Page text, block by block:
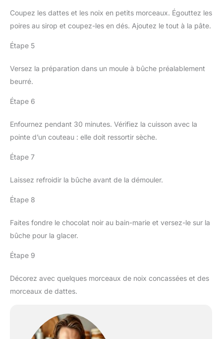
Coupez les dattes et les noix en petits morceaux. Égouttez les
poires au sirop et coupez-les en dés. Ajoutez le tout à la pâte.
Étape 5
Versez la préparation dans un moule à bûche préalablement
beurré.
Étape 6
Enfournez pendant 30 minutes. Vérifiez la cuisson avec la
pointe d’un couteau : elle doit ressortir sèche.
Étape 7
Laissez refroidir la bûche avant de la démouler.
Étape 8
Faites fondre le chocolat noir au bain-marie et versez-le sur la
bûche pour la glacer.
Étape 9
Décorez avec quelques morceaux de noix concassées et des
morceaux de dattes.